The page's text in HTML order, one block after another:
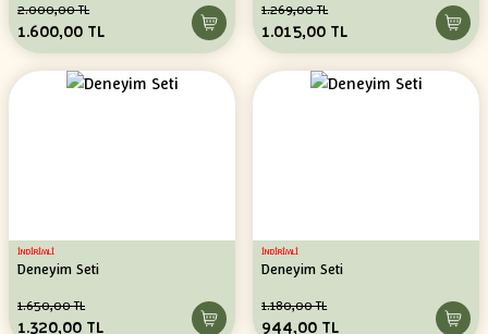
2.000,00 TL
1.600,00 TL
1.269,00 TL
1.015,00 TL
İNDİRİMLİ
Deneyim Seti
1.650,00 TL
1.320,00 TL
İNDİRİMLİ
Deneyim Seti
1.180,00 TL
944,00 TL